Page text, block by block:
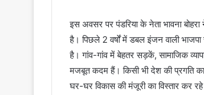
इस अवसर पर पंडरिया के नेता भावना
है। पिछले 2 वर्षों में डबल इंजन वाली
है। गांव-गांव में बेहतर सड़कें, सामाजिक
मजबूत कदम हैं। किसी भी देश की प्रगति का
घर-घर विकास की मंजूरी का विस्तार कर रहे